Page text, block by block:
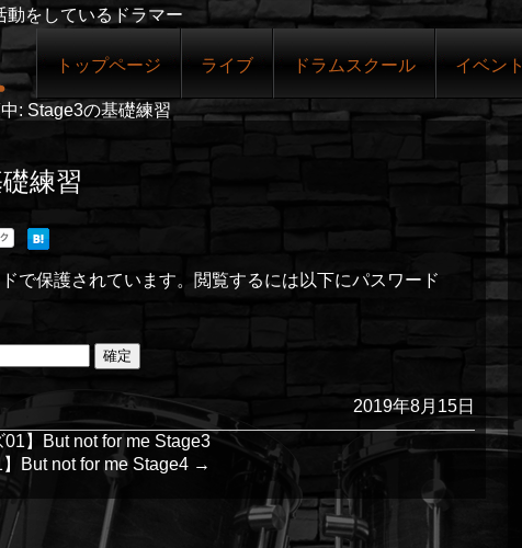
動をしているドラマー
トップページ ライブ ドラムスクール イベント
: Stage3の基礎練習
練習
で保護されています。閲覧するには以下にパスワード
2019年8月15日
】But not for me Stage3
But not for me Stage4 →